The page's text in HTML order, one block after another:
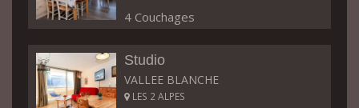
4 Couchages
Studio
VALLEE BLANCHE
LES 2 ALPES